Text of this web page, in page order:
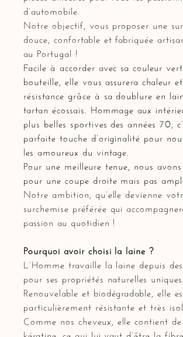
d’automobile.
Notre objectif, vous proposer une
douce, confortable et fabriquée
au Portugal !
Facile à accorder avec sa couleur vert
bouteille, elle vous assurera chaleur et
résistance grâce à sa doublure en
tartan écossais. Hommage aux
plus belles sportives des années 70,
parfaite touche d’originalité pour
les amoureux du vintage.
Pour une meilleure tenue, nous
pour une coupe droite mais pas
Notre ambition, qu’elle devienne
surchemise préférée qui
passion au quotidien !
Pourquoi avoir choisi la laine ?
L’Homme travaille la laine depuis
pour ses propriétés naturelles uniques.
Renouvelable et biodégradable, elle
particulièrement résistante et très
Comme nos cheveux, elle contient
kératine, ce qui lui vaut d’être la fibre